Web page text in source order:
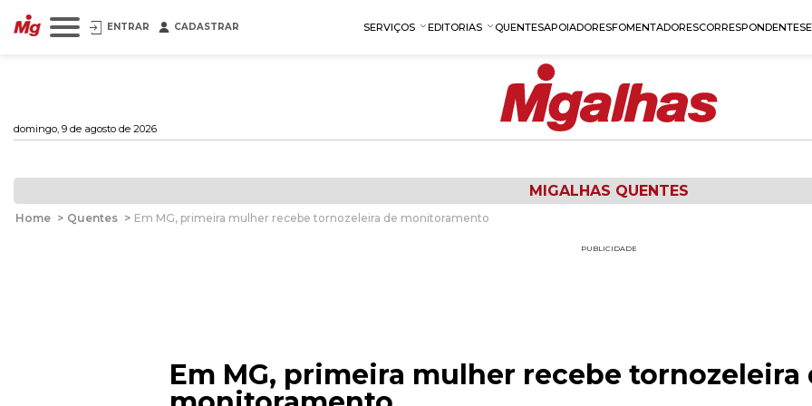
ENTRAR CADASTRAR SERVIÇOS EDITORIAS QUENTESAPOIADORESFOMENTADORESCORRESPONDENTES
domingo, 9 de agosto de 2026
MIGALHAS QUENTES
Home > Quentes > Em MG, primeira mulher recebe tornozeleira de monitoramento
PUBLICIDADE
Em MG, primeira mulher recebe tornozeleira